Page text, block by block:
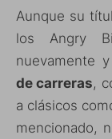
Aunque su
los Angry
nuevamente y
de carreras,
a clásicos
mencionado,